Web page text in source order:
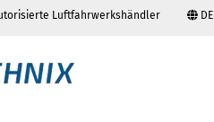
Luftfahrwerkshändler DE
auswählen